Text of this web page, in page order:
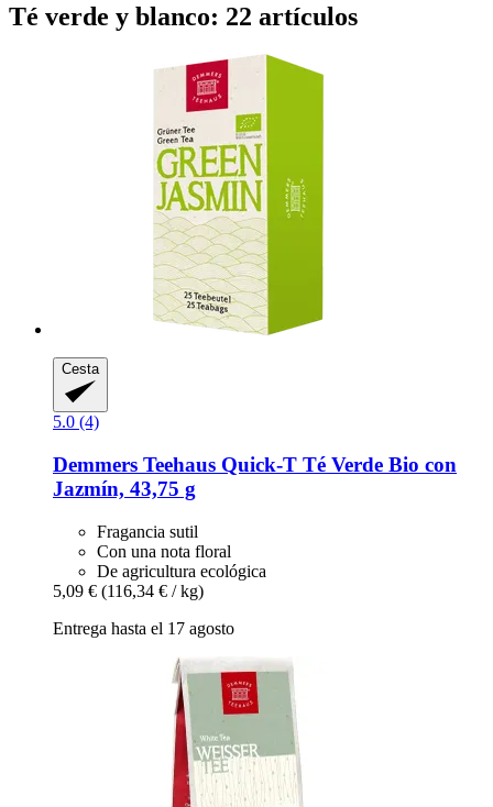
Té verde y blanco: 22 artículos
Cesta
5.0 (4)
Demmers Teehaus Quick-​T Té Verde Bio con
Jazmín, 43,75 g
Fragancia sutil
Con una nota floral
De agricultura ecológica
5,09 € (116,34 € / kg)
Entrega hasta el 17 agosto